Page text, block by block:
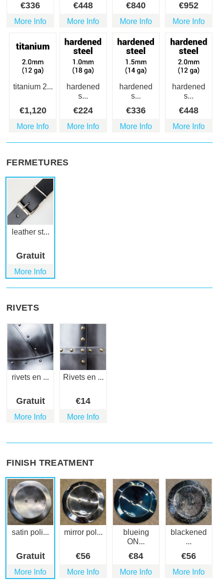
€336
More Info
€448
More Info
€840
More Info
€952
More Info
titanium 2...
€1,120
More Info
hardened
s...
€224
More Info
hardened
s...
€336
More Info
hardened
s...
€448
More Info
FERMETURES
leather st...
Gratuit
More Info
RIVETS
rivets en ...
Gratuit
More Info
Rivets en ...
€14
More Info
FINISH TREATMENT
satin poli...
Gratuit
More Info
mirror pol...
€56
More Info
blueing
ON...
€84
More Info
blackened
...
€56
More Info